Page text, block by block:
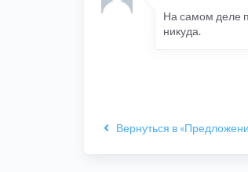
На самом деле
никуда.
Вернуться в